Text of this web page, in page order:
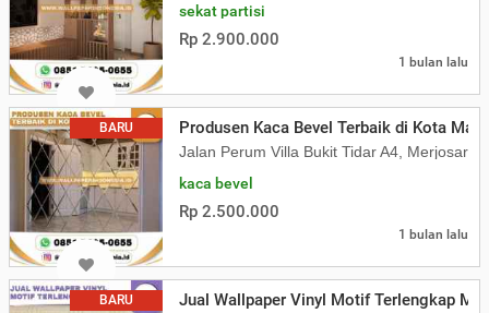
sekat partisi
Rp 2.900.000
1 bulan lalu
BARU Produsen Kaca Bevel Terbaik di Kota
Jalan Perum Villa Bukit Tidar A4, Merjosari,
kaca bevel
Rp 2.500.000
1 bulan lalu
BARU Jual Wallpaper Vinyl Motif Terlengkap